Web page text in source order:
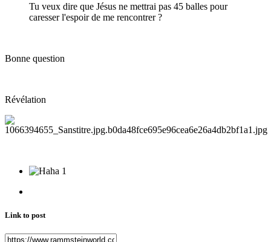
Tu veux dire que Jésus ne mettrai pas 45 balles pour
caresser l'espoir de me rencontrer ?
Bonne question
Révélation
1
Link to post